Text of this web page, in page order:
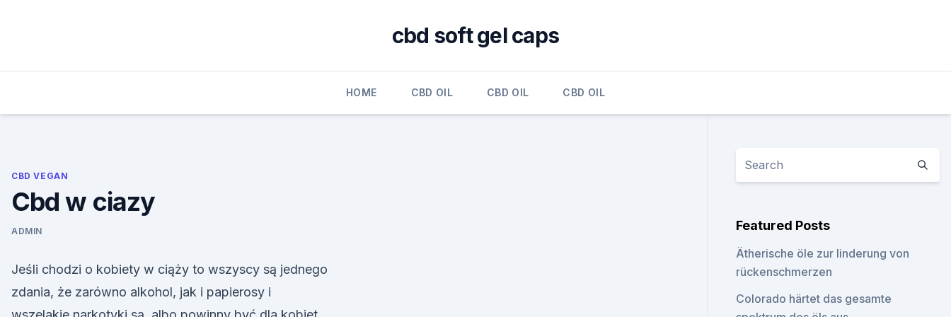
cbd soft gel caps
HOME CBD OIL CBD OIL CBD OIL
CBD VEGAN
Cbd w ciazy
ADMIN
Jeśli chodzi o kobiety w ciąży to wszyscy są jednego
zdania, że zarówno alkohol, jak i papierosy i
Featured Posts
Ätherische öle zur linderung von
rückenschmerzen
Colorado härtet das gesamte